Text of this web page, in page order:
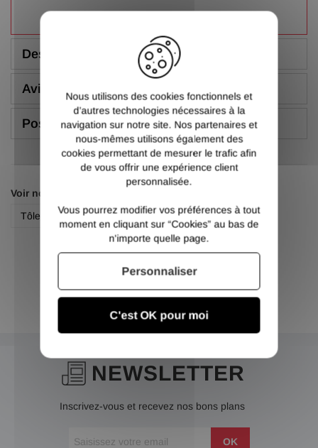
Description
Avis (5.00/5)
Poser une question
Voir nos autres pages :
Tôle aluminium plane 5754
NEWSLETTER
Inscrivez-vous et recevez nos bons plans
OK
Nous utilisons des cookies fonctionnels et
d’autres technologies nécessaires à la
navigation sur notre site. Nos partenaires et
nous-mêmes utilisons également des
cookies permettant de mesurer le trafic afin
de vous offrir une expérience client
personnalisée.
Vous pourrez modifier vos préférences à tout
moment en cliquant sur “Cookies” au bas de
n'importe quelle page.
C'est OK pour moi
Personnaliser